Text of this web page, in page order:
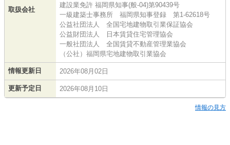
取扱会社
建設業免許 福岡県知事(般-04)第90439号
一級建築士事務所 福岡県知事登録 第1-62618号
公益社団法人 全国宅地建物取引業保証協会
公益財団法人 日本賃貸住宅管理協会
一般社団法人 全国賃貸不動産管理業協会
（公社）福岡県宅地建物取引業協会
情報更新日 2026年08月02日
更新予定日 2026年08月10日
情報の見方